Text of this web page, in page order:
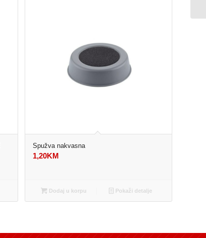
Spužva nakvasna
1,20KM
Dodaj u korpu Pokaži detalje